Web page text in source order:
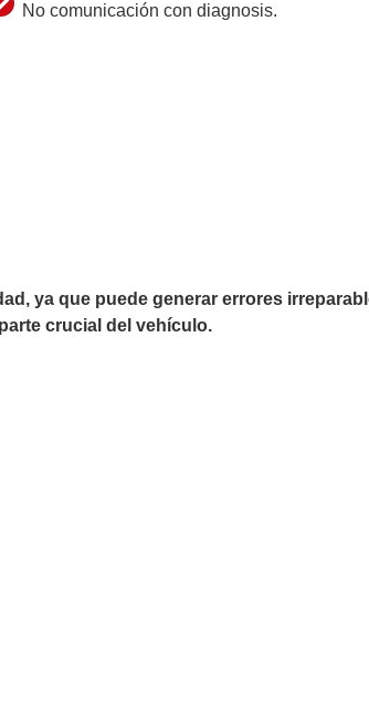
No comunicación con diagnosis.
ya que puede generar errores
crucial del vehículo.